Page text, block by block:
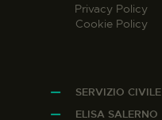
Privacy Policy
Cookie Policy
SERVIZIO CIVILE
ELISA SALERNO